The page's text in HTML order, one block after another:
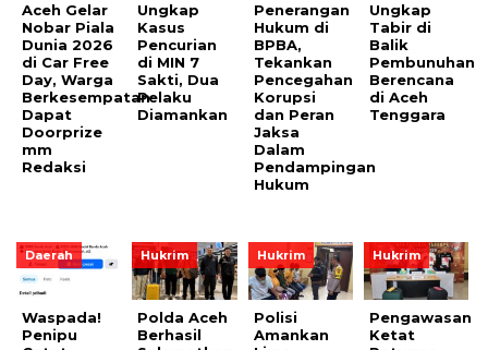
Aceh Gelar
Nobar Piala
Dunia 2026
di Car Free
Day, Warga
Berkesempatan
Dapat
Doorprize
mm
Redaksi
Ungkap
Kasus
Pencurian
di MIN 7
Sakti, Dua
Pelaku
Diamankan
Penerangan
Hukum di
BPBA,
Tekankan
Pencegahan
Korupsi
dan Peran
Jaksa
Dalam
Pendampingan
Hukum
Ungkap
Tabir di
Balik
Pembunuhan
Berencana
di Aceh
Tenggara
Daerah
Waspada!
Penipu
Hukrim
Polda Aceh
Berhasil
Hukrim
Polisi
Amankan
Hukrim
Pengawasan
Ketat